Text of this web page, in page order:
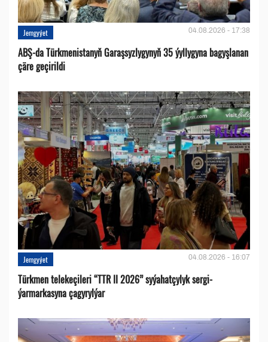
Jemgyýet 04.08.2026 - 17:38
ABŞ-da Türkmenistanyň Garaşsyzlygynyň 35 ýyllygyna bagyşlanan
çäre geçirildi
Jemgyýet 04.08.2026 - 16:07
Türkmen telekeçileri “TTR II 2026” syýahatçylyk sergi-
ýarmarkasyna çagyrylýar